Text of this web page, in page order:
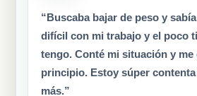
“Buscaba bajar de peso y
difícil con mi trabajo y el poco
tengo. Conté mi situación y me
principio. Estoy súper
más.”